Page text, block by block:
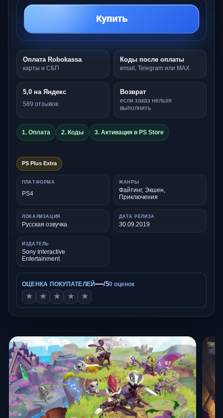
Купить
Оплата Robokassa
карты и СБП
Коды после оплаты
email, Telegram или MAX
5,0 на Яндекс
589 отзывов
Возврат
если заказ нельзя
выполнить
1. Оплата 2. Коды 3. Активация в PS Store
PS Plus Extra
ПЛАТФОРМА
PS4
ЖАНРЫ
Файтинг, Экшен,
Приключения
ЛОКАЛИЗАЦИЯ
Русская озвучка
ДАТА РЕЛИЗА
30.09.2019
ИЗДАТЕЛЬ
Sony Interactive
Entertainment
ОЦЕНКА ПОКУПАТЕЛЕЙ—/50 оценок
★ ★ ★ ★ ★